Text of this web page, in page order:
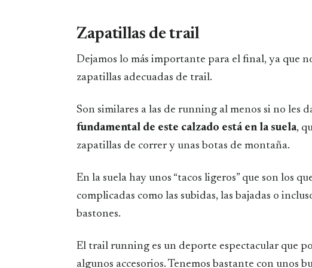
Zapatillas de trail
Dejamos lo más importante para el final, ya que
zapatillas adecuadas de trail.
Son similares a las de running al menos si no les
fundamental de este calzado está en la suela,
zapatillas de correr y unas botas de montaña.
En la suela hay unos “tacos ligeros” que son los
complicadas como las subidas, las bajadas o
bastones.
El trail running es un deporte espectacular que
algunos accesorios. Tenemos bastante con unos